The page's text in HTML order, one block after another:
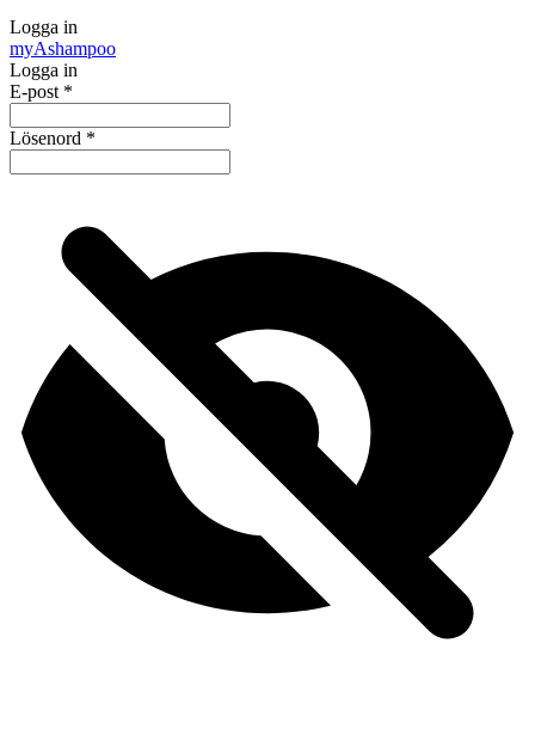
Logga in
myAshampoo
Logga in
E-post *
Lösenord *